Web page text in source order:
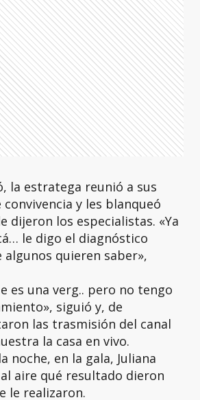
la estratega reunió a sus
y les blanqueó
dijeron los especialistas. «Ya
le digo el diagnóstico
algunos quieren saber»,
es una verg.. pero no tengo
siguió y, de
las trasmisión del canal
la casa en vivo.
noche, en la gala, Juliana
aire qué resultado dieron
le realizaron.